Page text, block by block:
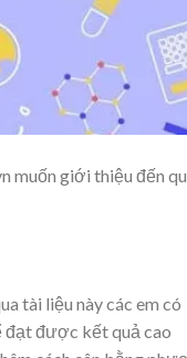
muốn giới thiệu đến
tài liệu này các em có
đạt được kết quả cao